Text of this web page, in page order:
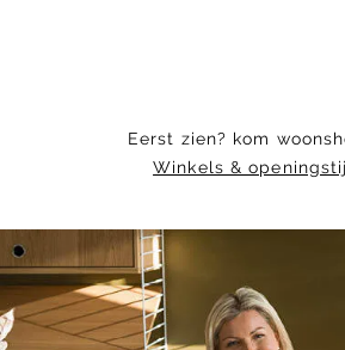
Eerst zien? kom
Winkels &